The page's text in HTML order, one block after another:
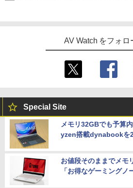
AV Watch をフォロ
Special Site
メモリ32GBでも予算
yzen搭載dynabookを
お値段そのままでメモ
「お得なゲーミングノ